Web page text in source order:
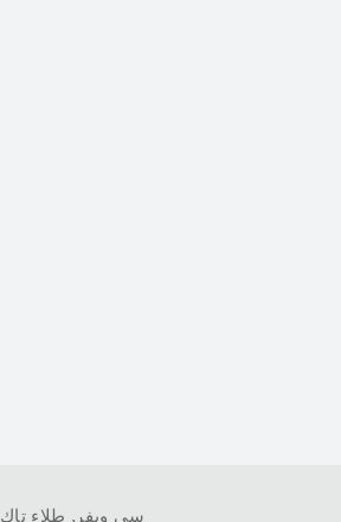
سي ويفر, طلاء